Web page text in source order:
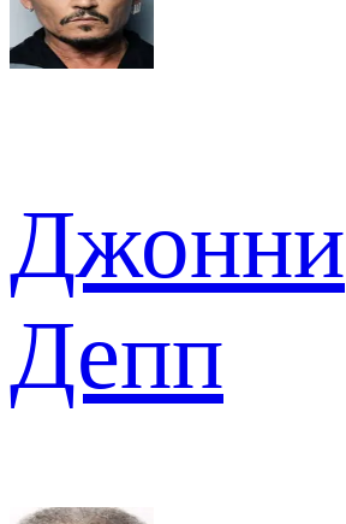
Джонни
Депп